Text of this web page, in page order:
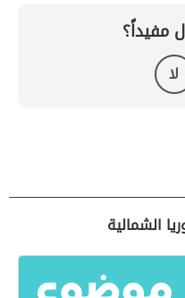
مفيداً؟
لا
الشمالية